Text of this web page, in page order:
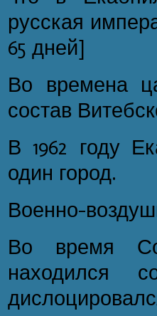
русская
65 дней]
Во времена
состав
В 1962 году
один город.
Военно-
Во время
находился